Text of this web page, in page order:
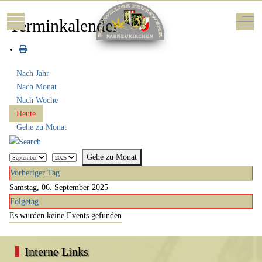
Mobile Menu Toggle Off-
Terminkalender
Nach Jahr
Nach Monat
Nach Woche
Heute
Gehe zu Monat
Gehe zu Monat
Vorheriger Tag
Samstag, 06. September 2025
Folgetag
Es wurden keine Events gefunden
Interne Links